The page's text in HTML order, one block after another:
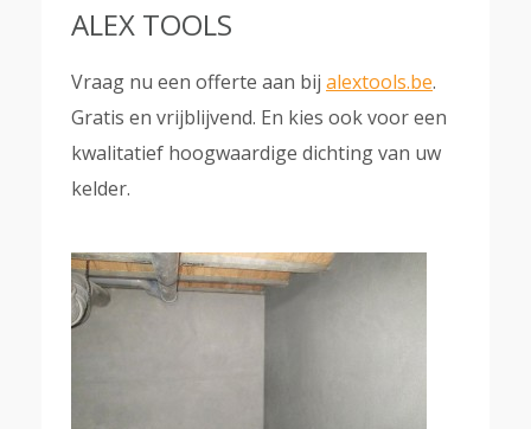
ALEX TOOLS
Vraag nu een offerte aan bij alextools.be.
Gratis en vrijblijvend. En kies ook voor een
kwalitatief hoogwaardige dichting van uw
kelder.